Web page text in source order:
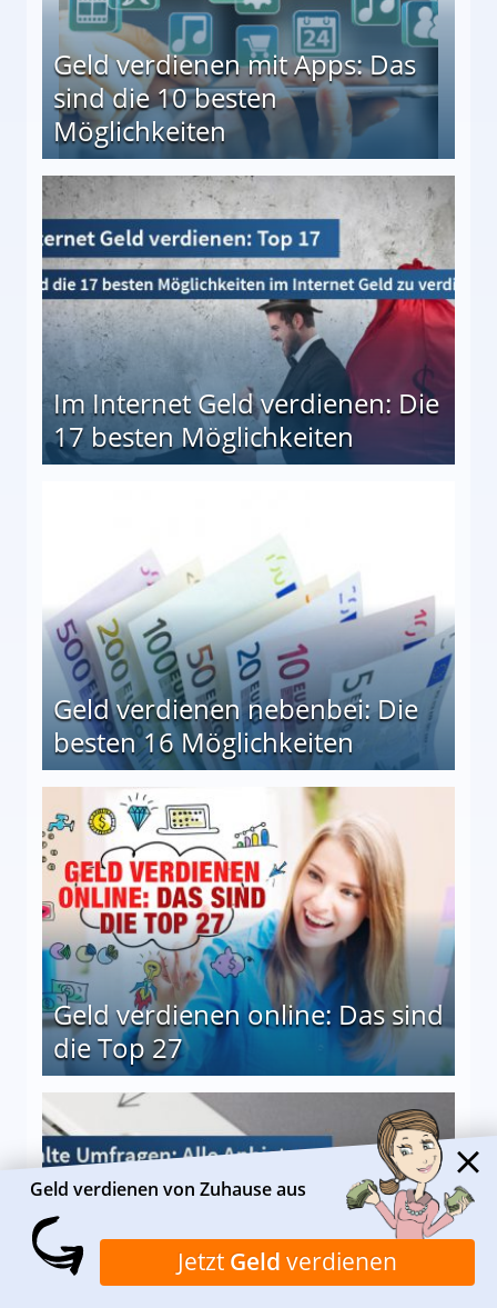
Geld verdienen mit Apps: Das
sind die 10 besten
Möglichkeiten
besten Möglichkeiten
Im Internet Geld verdienen: Die
17 besten Möglichkeiten
Geld verdienen nebenbei: Die
besten 16 Möglichkeiten
Geld verdienen online: Das sind
die Top 27
Bezahlte Umfragen - Alle
Geld verdienen von Zuhause aus
Jetzt Geld verdienen